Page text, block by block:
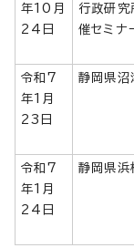
年10月
24日
行政研究
催セミナ
令和7
年1月
23日
静岡県沼
令和7
年1月
24日
静岡県浜